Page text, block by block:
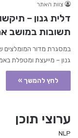
צוות האתר
דלית גנון –
תשובות במושב
במסגרת מדור המומלצים
גנון – מייעצת ומטפלת
לחץ להמשך »
ערוצי תוכן
NLP